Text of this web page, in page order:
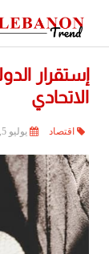
إستقرار
الاتحادي
اقتصاد يوليو 5, 2023
Contact
Us